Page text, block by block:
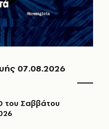
07.08.2026
του Σαββάτου